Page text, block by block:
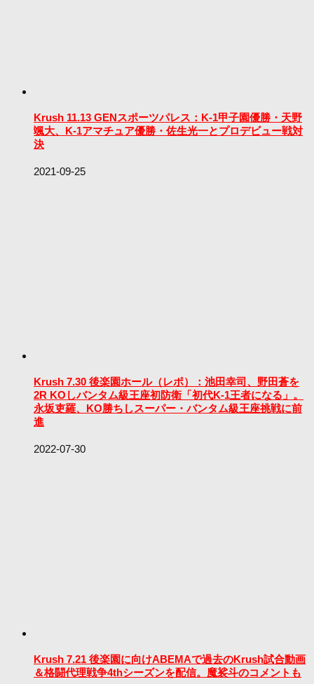
Krush 11.13 GENスポーツパレス：K-1甲子園優勝・天野
颯大、K-1アマチュア優勝・佐生光一とプロデビュー戦対
決
2021-09-25
Krush 7.30 後楽園ホール（レポ）：池田幸司、野田蒼を
2R KOしバンタム級王座初防衛「初代K-1王者になる」。
永坂吏羅、KO勝ちしスーパー・バンタム級王座挑戦に前
進
2022-07-30
Krush 7.21 後楽園に向けABEMAで過去のKrush試合動画
＆格闘代理戦争4thシーズンを配信。魔裟斗のコメントも